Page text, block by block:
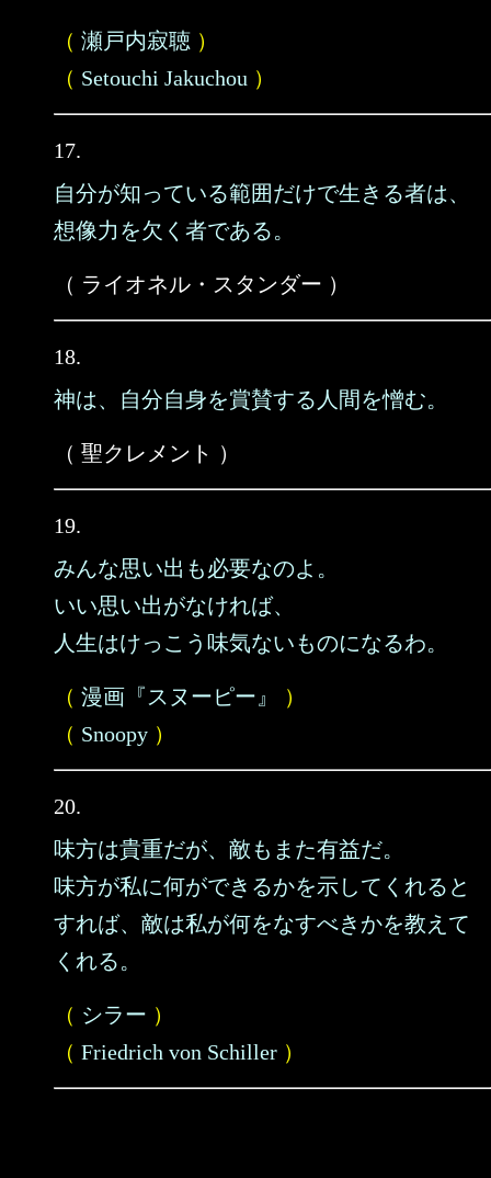
（ 瀬戸内寂聴 ）
（ Setouchi Jakuchou ）
17.
自分が知っている範囲だけで生きる者は、
想像力を欠く者である。
（ ライオネル・スタンダー ）
18.
神は、自分自身を賞賛する人間を憎む。
（ 聖クレメント ）
19.
みんな思い出も必要なのよ。
いい思い出がなければ、
人生はけっこう味気ないものになるわ。
（ 漫画『スヌーピー』
）
（ Snoopy ）
20.
味方は貴重だが、敵もまた有益だ。
味方が私に何ができるかを示してくれると
すれば、敵は私が何をなすべきかを教えて
くれる。
（ シラー ）
（ Friedrich von Schiller ）